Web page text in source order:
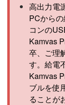
高出力電
PCから
コンの
Kamvas
卒、ご理
す。給電
Kamvas
ブルを使
ることが